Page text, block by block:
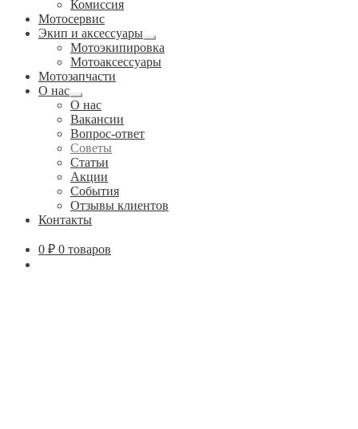
Комиссия
Мотосервис
Экип и аксессуары
Развернутое
вложенное
меню
Мотоэкипировка
Мотоаксессуары
Мотозапчасти
О нас
Развернутое
вложенное
меню
О нас
Вакансии
Вопрос-ответ
Советы
Статьи
Акции
События
Отзывы клиентов
Контакты
0 ₽ 0 товаров